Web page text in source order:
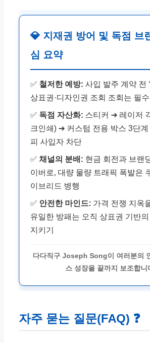
💎 지재권 방어 및 독점 브
심 요약
✅ 철저한 예방: 사입 발주 계약 전
상표권·디자인권 조회 조회는 필
✅ 독점 자산화: 스티커 ➔ 레이저
크인쇄) ➔ 커스텀 전용 박스 3단
피 사입자 차단
✅ 채널의 분배: 현금 회전과 브랜
이버로, 대량 물량 트래픽 폭발은
이브리드 병행
✅ 안전한 마인드: 가격 전쟁 지옥
유일한 방패는 오직 상표권 기반
지키기
다다직구 Joseph Song이 여러분의
스 성장을 끝까지 보조합니
자주 묻는 질문(FAQ) ❓